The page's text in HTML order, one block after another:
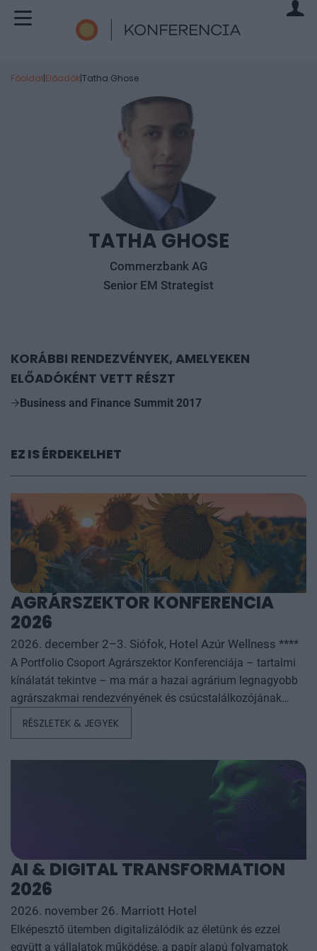
Főoldal|Előadók|Tatha Ghose
TATHA GHOSE
Commerzbank AG
Senior EM Strategist
KORÁBBI RENDEZVÉNYEK, AMELYEKEN
ELŐADÓKÉNT VETT RÉSZT
Business and Finance Summit 2017
EZ IS ÉRDEKELHET
AGRÁRSZEKTOR KONFERENCIA
2026
2026. december 2–3. Siófok, Hotel Azúr Wellness ****
A Portfolio Csoport Agrárszektor Konferenciája – tartalmi
kínálatát tekintve – ma már a hazai agrárium legnagyobb
agrárszakmai rendezvényének és csúcstalálkozójának
számít. A konferencia célja, hogy összegezze és elemezze
az agrárpiaci szereplők sikeres üzleti és beruházási
döntéseihez. A konferencia háromnapos szakmai
programmal várja az érdeklődőket: az esemény ünnepélyes
szakmai előesttel kezdődik, amelyet további két, rendkívül
összetett és kimerítően részletes egész napos szakmai
tartalmi kínálat követ. A konferencián a hazai
államigazgatási, banki, vállalati és érdekképviseleti szféra
csúcsvezetői nyújtanak első kézből származó, releváns
információkat, amelyek az agrárgazdaság valamennyi
szereplője – a termelők, az élelmiszergyártók és a
kereskedők – számára egyaránt hasznos tájékoztatásul
RÉSZLETEK & JEGYEK
AI & DIGITAL TRANSFORMATION
2026
2026. november 26. Marriott Hotel
Elképesztő ütemben digitalizálódik az életünk és ezzel
együtt a vállalatok működése, a papír alapú folyamatok